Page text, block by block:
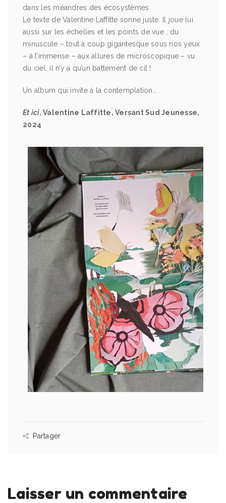
dans les méandres des écosystèmes.
Le texte de Valentine Laffitte sonne juste. Il joue lui
aussi sur les échelles et les points de vue ; du
minuscule – tout à coup gigantesque sous nos yeux
– à l’immense – aux allures de microscopique – vu
du ciel, il n’y a qu’un battement de cil !
Un album qui invite à la contemplation…
Et ici, Valentine Laffitte, Versant Sud Jeunesse,
2024
Partager
Laisser un commentaire